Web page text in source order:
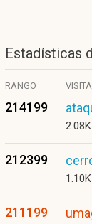
Estadísticas
RANGO
214199
2.08K
212399
1.10K
211199